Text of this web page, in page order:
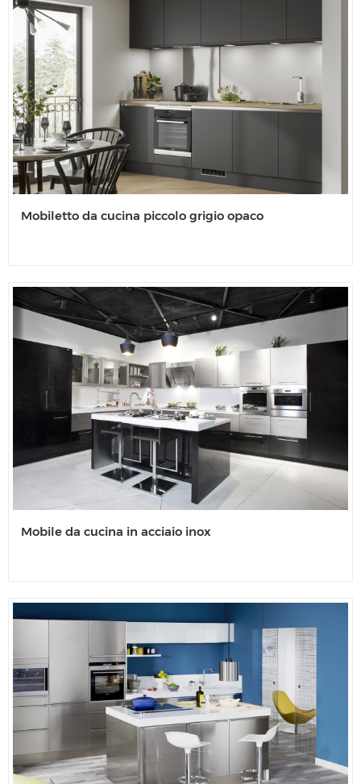
Mobiletto da cucina piccolo grigio opaco
Mobile da cucina in acciaio inox